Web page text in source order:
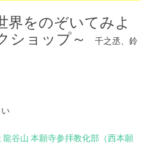
界をのぞいてみよ
ショップ～
千之丞、鈴
谷山 本願寺参拝教化部（西本願